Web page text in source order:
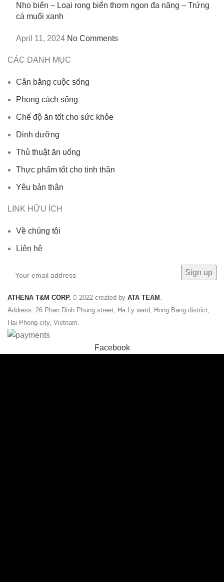
Nho biển – Loại rong biển thơm ngon đa năng – Trứng
cá muối xanh
April 11, 2024 No Comments
CÁC DANH MỤC
Cân bằng cuộc sống
Phong cách sống
Chế độ ăn tốt cho sức khỏe
Dinh dưỡng
Thủ thuật ăn uống
Thực phẩm tốt cho tinh thần
Yêu bản thân
LINK HỮU ÍCH
Về chúng tôi
Liên hệ
ATHENA T&M CORP. 2022 created by ATA TEAM
Address: 26 Phan Dinh Phung street, Ha Ly ward, Hong Bang district,
Hai Phong city, Vietnam.
Facebook